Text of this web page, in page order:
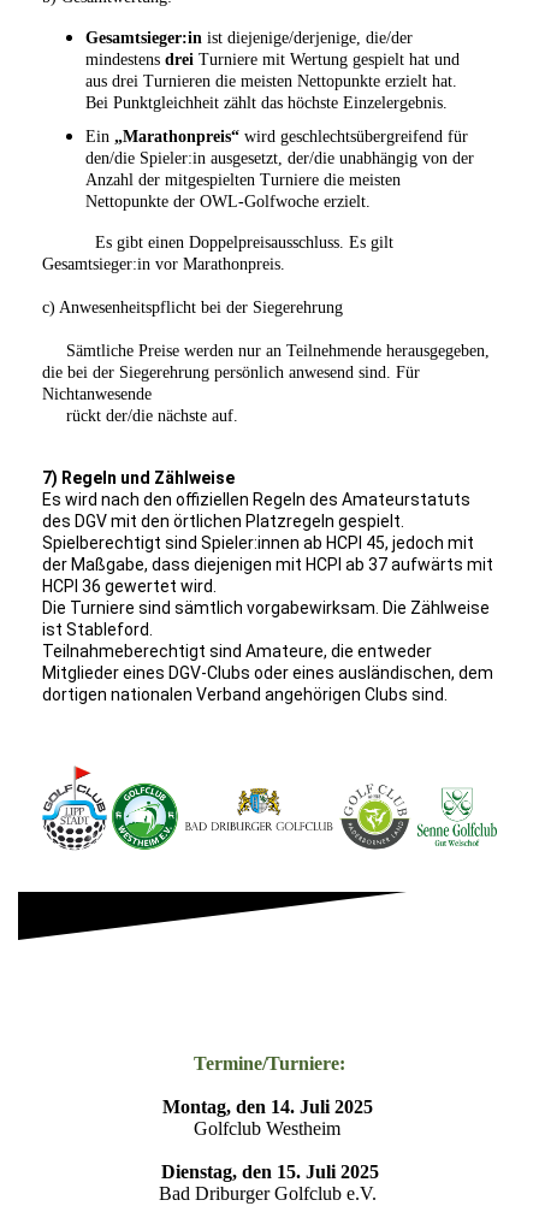
Gesamtsieger:in ist diejenige/derjenige, die/der
mindestens drei Turniere mit Wertung gespielt hat und
aus drei Turnieren die meisten Nettopunkte erzielt hat.
Bei Punktgleichheit zählt das höchste Einzelergebnis.
Ein „Marathonpreis“ wird geschlechtsübergreifend für
den/die Spieler:in ausgesetzt, der/die unabhängig von der
Anzahl der mitgespielten Turniere die meisten
Nettopunkte der OWL-Golfwoche erzielt.
Es gibt einen Doppelpreisausschluss. Es gilt
Gesamtsieger:in vor Marathonpreis.
c) Anwesenheitspflicht bei der Siegerehrung
Sämtliche Preise werden nur an Teilnehmende herausgegeben,
die bei der Siegerehrung persönlich anwesend sind. Für
Nichtanwesende
rückt der/die nächste auf.
7) Regeln und Zählweise
Es wird nach den offiziellen Regeln des Amateurstatuts
des DGV mit den örtlichen Platzregeln gespielt.
Spielberechtigt sind Spieler:innen ab HCPI 45, jedoch mit
der Maßgabe, dass diejenigen mit HCPI ab 37 aufwärts mit
HCPI 36 gewertet wird.
Die Turniere sind sämtlich vorgabewirksam. Die Zählweise
ist Stableford.
Teilnahmeberechtigt sind Amateure, die entweder
Mitglieder eines DGV-Clubs oder eines ausländischen, dem
dortigen nationalen Verband angehörigen Clubs sind.
Termine/Turniere:
Montag, den 14. Juli 2025
Golfclub Westheim
Dienstag, den 15. Juli 2025
Bad Driburger Golfclub e.V.